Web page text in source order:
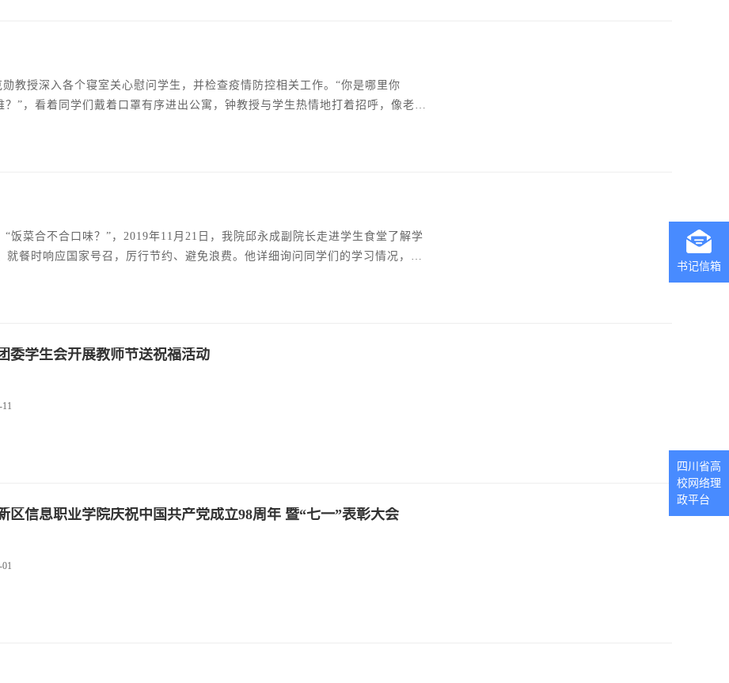
教授深入各个寝室关心慰问学生，并检查疫情防控相关工作。“你是哪里你
”，看着同学们戴着口罩有序进出公寓，钟教授与学生热情地打着招呼，像老朋
生目前的住宿条件和生活环境，表示学院将尽力帮助大家解决在疫情期间学
饭菜合不合口味？”，2019年11月21日，我院邱永成副院长走进学生食堂了解学
餐时响应国家号召，厉行节约、避免浪费。他详细询问同学们的学习情况，叮
全面锤炼自己、发展自己、完善自己。邱院长要求食堂要继续加强食品安全与
委学生会开展教师节送祝福活动
区信息职业学院庆祝中国共产党成立98周年 暨“七一”表彰大会
书记信箱
四川省高
校网络理
政平台